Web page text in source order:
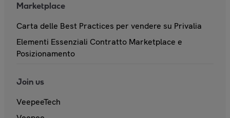
Marketplace
Carta delle Best Practices per vendere su Privalia
Elementi Essenziali Contratto Marketplace e
Posizionamento
Join us
VeepeeTech